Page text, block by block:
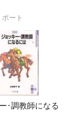
ート
･調教師になる